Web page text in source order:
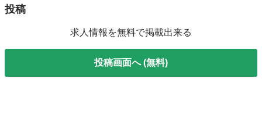
投稿
求人情報を無料で掲載出来る
投稿画面へ (無料)